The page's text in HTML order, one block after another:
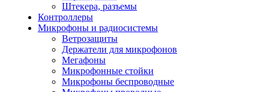
Штекера, разъемы
Контроллеры
Микрофоны и радиосистемы
Ветрозащиты
Держатели для микрофонов
Мегафоны
Микрофонные стойки
Микрофоны беспроводные